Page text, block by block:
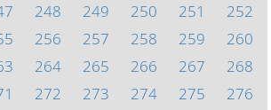
248 249 250 251
252
256 257 258 259
260
264 265 266 267
268
272 273 274 275
276